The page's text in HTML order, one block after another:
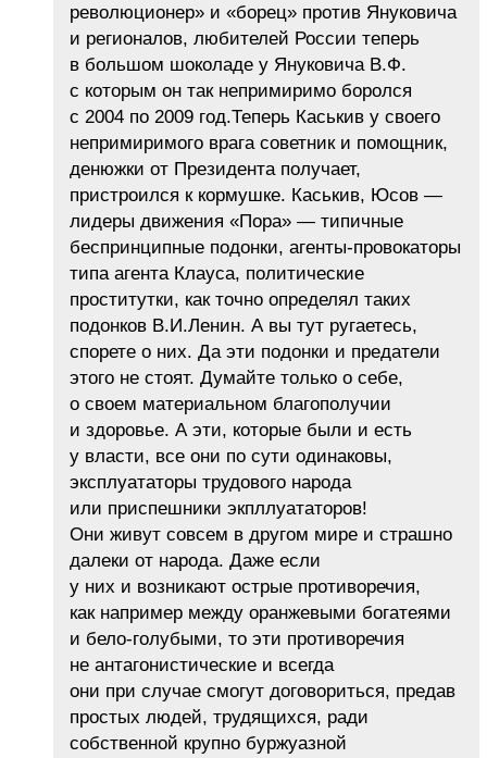
революционер» и «борец» против Януковича
и регионалов, любителей России теперь
в большом шоколаде у Януковича В.Ф.
с которым он так непримиримо боролся
с 2004 по 2009 год.Теперь Каськив у своего
непримиримого врага советник и помощник,
денюжки от Президента получает,
пристроился к кормушке. Каськив, Юсов —
лидеры движения «Пора» — типичные
беспринципные подонки, агенты-провокаторы
типа агента Клауса, политические
проститутки, как точно определял таких
подонков В.И.Ленин. А вы тут ругаетесь,
спорете о них. Да эти подонки и предатели
этого не стоят. Думайте только о себе,
о своем материальном благополучии
и здоровье. А эти, которые были и есть
у власти, все они по сути одинаковы,
эксплуататоры трудового народа
или приспешники экпллуататоров!
Они живут совсем в другом мире и страшно
далеки от народа. Даже если
у них и возникают острые противоречия,
как например между оранжевыми богатеями
и бело-голубыми, то эти противоречия
не антагонистические и всегда
они при случае смогут договориться, предав
простых людей, трудящихся, ради
собственной крупно буржуазной